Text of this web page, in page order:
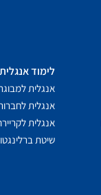
לימוד אנגלית
אנגלית
אנגלית
אנגלית
שיטת